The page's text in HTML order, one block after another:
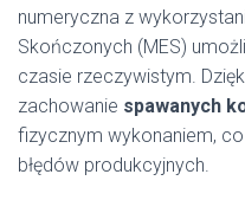
numeryczna z
Skończonych (MES)
czasie rzeczywistym.
zachowanie spawanych
fizycznym wykonaniem,
błędów produkcyjnych.